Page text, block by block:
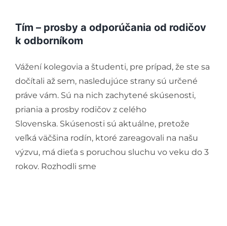
Komunikácia a sluch
Rané poradenstvo
Pre odborníkov
Vzdelávanie
Tím – prosby a odporúčania od rodičov
k odborníkom
Vážení kolegovia a študenti, pre prípad, že ste sa
dočítali až sem, nasledujúce strany sú určené
práve vám. Sú na nich zachytené skúsenosti,
priania a prosby rodičov z celého
Slovenska. Skúsenosti sú aktuálne, pretože
veľká väčšina rodín, ktoré zareagovali na našu
výzvu, má dieťa s poruchou sluchu vo veku do 3
rokov. Rozhodli sme